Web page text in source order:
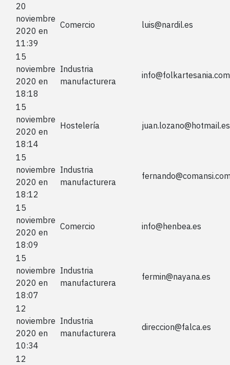
20
noviembre
2020 en
11:39
Comercio luis@nardil.es
15
noviembre
2020 en
18:18
Industria
manufacturera
info@folkartesania.com
15
noviembre
2020 en
18:14
Hostelería juan.lozano@hotmail.es
15
noviembre
2020 en
18:12
Industria
manufacturera
15
noviembre
2020 en
18:09
Comercio info@henbea.es
15
noviembre
2020 en
18:07
Industria
manufacturera
fermin@nayana.es
12
noviembre
2020 en
10:34
Industria
manufacturera
direccion@falca.es
12